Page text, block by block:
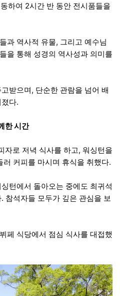
하여 2시간 반 동안 전시품들을
과 역사적 유물, 그리고 예수님
을 통해 성경의 역사성과 의미를
받으며, 단순한 관람을 넘어 배
다.
한 시간
자로 저녁 식사를 하고, 워싱턴을
커피를 마시며 휴식을 취했다.
턴에서 돌아오는 중에도 최귀석
참석자들 모두가 깊은 관심을 보
페 식당에서 점심 식사를 대접했